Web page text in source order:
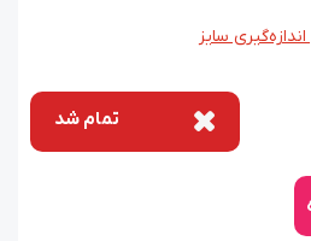
سایز
تمام شد